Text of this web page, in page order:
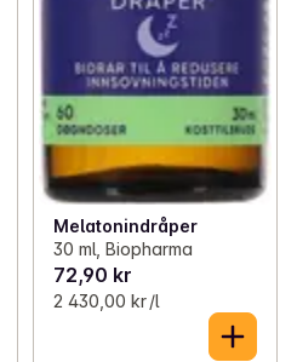
Melatonindråper
30 ml, Biopharma
72,90 kr
2 430,00 kr /l